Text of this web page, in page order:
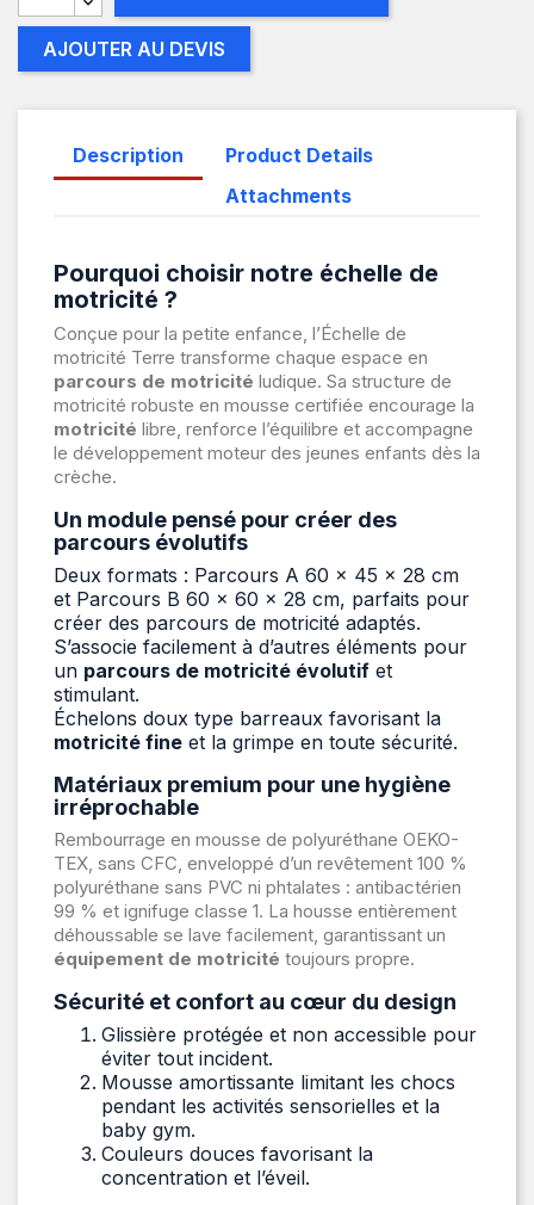
AJOUTER AU DEVIS
Description
Product Details
Attachments
Pourquoi choisir notre échelle de
motricité ?
Conçue pour la petite enfance, l’Échelle de
motricité Terre transforme chaque espace en
parcours de motricité ludique. Sa structure de
motricité robuste en mousse certifiée encourage la
motricité libre, renforce l’équilibre et accompagne
le développement moteur des jeunes enfants dès la
crèche.
Un module pensé pour créer des
parcours évolutifs
Deux formats : Parcours A 60 × 45 × 28 cm
et Parcours B 60 × 60 × 28 cm, parfaits pour
créer des parcours de motricité adaptés.
S’associe facilement à d’autres éléments pour
un parcours de motricité évolutif et
stimulant.
Échelons doux type barreaux favorisant la
motricité fine et la grimpe en toute sécurité.
Matériaux premium pour une hygiène
irréprochable
Rembourrage en mousse de polyuréthane OEKO-
TEX, sans CFC, enveloppé d’un revêtement 100 %
polyuréthane sans PVC ni phtalates : antibactérien
99 % et ignifuge classe 1. La housse entièrement
déhoussable se lave facilement, garantissant un
équipement de motricité toujours propre.
Sécurité et confort au cœur du design
Glissière protégée et non accessible pour
éviter tout incident.
Mousse amortissante limitant les chocs
pendant les activités sensorielles et la
baby gym.
Couleurs douces favorisant la
concentration et l’éveil.